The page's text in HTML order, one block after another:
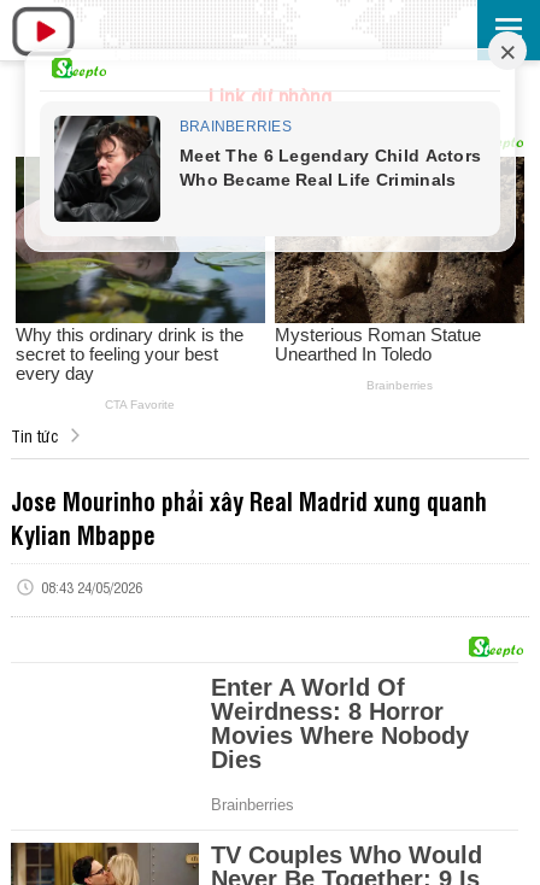
Link dự phòng
Tin tức
Jose Mourinho phải xây Real Madrid xung quanh
Kylian Mbappe
08:43 24/05/2026